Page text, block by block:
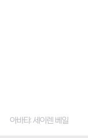
아바타: 세이렌 베일